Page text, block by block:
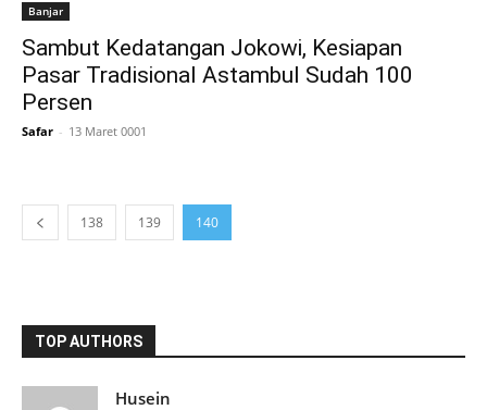
Banjar
Sambut Kedatangan Jokowi, Kesiapan
Pasar Tradisional Astambul Sudah 100
Persen
Safar - 13 Maret 0001
138 139 140
TOP AUTHORS
Husein